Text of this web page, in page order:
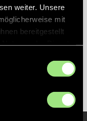
weiter. Unsere
mit
bereitgestellt
Bhubaneswar
Berlin
Bhubaneswar